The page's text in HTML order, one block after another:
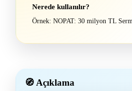
Nerede kullanılır?
Örnek: NOPAT: 30 milyon TL
🧭 Açıklama